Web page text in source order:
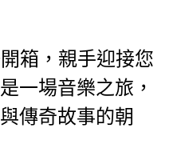
箱，親手迎接您
一場音樂之旅，
傳奇故事的朝